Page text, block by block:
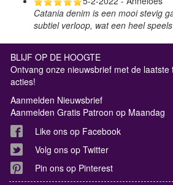
Catania denim is een mooi stevig
subtiel verloop, wat een heel
BLIJF OP DE HOOGTE
Ontvang onze nieuwsbrief met de
acties!
Aanmelden Nieuwsbrief
Aanmelden Gratis Patroon op Maandag
Like ons op Facebook
Volg ons op Twitter
Pin ons op Pinterest